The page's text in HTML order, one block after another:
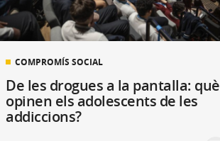
COMPROMÍS SOCIAL
De les drogues a la pantalla: què
opinen els adolescents de les
addiccions?